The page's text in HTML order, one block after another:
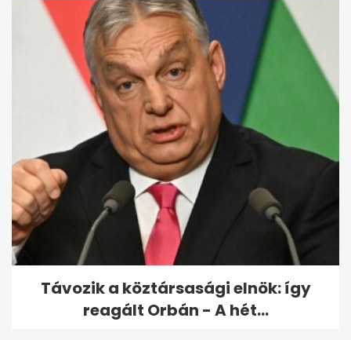
Taraba: több dunai víz
vízhiányt okozna
Szlovákiában
Távozik a köztársasági elnök: így
reagált Orbán - A hét...